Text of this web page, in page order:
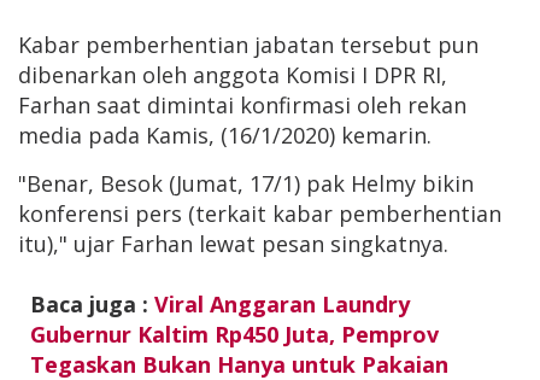
Kabar pemberhentian jabatan tersebut pun
dibenarkan oleh anggota Komisi I DPR RI,
Farhan saat dimintai konfirmasi oleh rekan
media pada Kamis, (16/1/2020) kemarin.
"Benar, Besok (Jumat, 17/1) pak Helmy bikin
konferensi pers (terkait kabar pemberhentian
itu)," ujar Farhan lewat pesan singkatnya.
Baca juga : Viral Anggaran Laundry
Gubernur Kaltim Rp450 Juta, Pemprov
Tegaskan Bukan Hanya untuk Pakaian